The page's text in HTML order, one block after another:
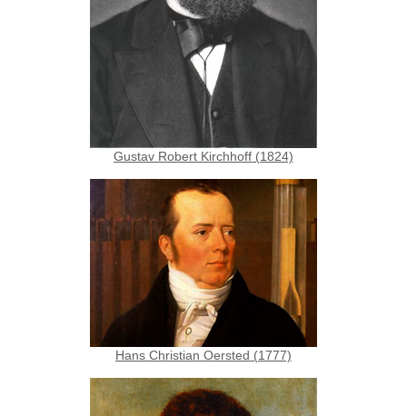
Gustav Robert Kirchhoff (1824)
Hans Christian Oersted (1777)